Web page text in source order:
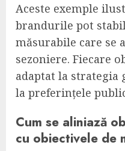
Aceste exemple
brandurile pot
măsurabile care se
sezoniere. Fiecare
adaptat la strategia
la preferințele
Cum se aliniază
cu obiectivele de